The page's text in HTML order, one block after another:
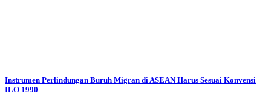
Instrumen Perlindungan Buruh Migran di ASEAN Harus Sesuai Konvensi
ILO 1990